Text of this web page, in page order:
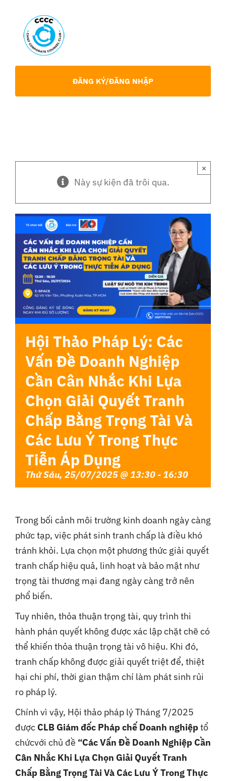
content
Chia Sẻ Chuyên Môn
Tin tức
Liên Hệ
ĐĂNG KÝ/ĐĂNG NHẬP
Này sự kiện đã trôi qua.
×
Hội Thảo Pháp Lý: Các
Vấn Đề Doanh Nghiệp
Cần Cân Nhắc Khi Lựa
Chọn Giải Quyết Tranh
Chấp Bằng Trọng Tài Và
Các Lưu Ý Trong Thực
Tiễn Áp Dụng
Thứ Sáu, 25/07/2025 @ 13:30 - 16:30
Trong bối cảnh môi trường kinh doanh ngày càng
phức tạp, việc phát sinh tranh chấp là điều khó
tránh khỏi. Lựa chọn một phương thức giải quyết
tranh chấp hiệu quả, linh hoạt và bảo mật như
trọng tài thương mại đang ngày càng trở nên
phổ biến.
Tuy nhiên, thỏa thuận trọng tài, quy trình thi
hành phán quyết không được xác lập chặt chẽ có
thể khiến thỏa thuận trọng tài vô hiệu. Khi đó,
tranh chấp không được giải quyết triệt để, thiệt
hại chi phí, thời gian thậm chí làm phát sinh rủi
ro pháp lý.
Chính vì vậy, Hội thảo pháp lý Tháng 7/2025
được CLB Giám đốc Pháp chế Doanh nghiệptổ
chứcvới chủ đề “Các Vấn Đề Doanh Nghiệp Cần
Cân Nhắc Khi Lựa Chọn Giải Quyết Tranh
Chấp Bằng Trọng Tài Và Các Lưu Ý Trong Thực